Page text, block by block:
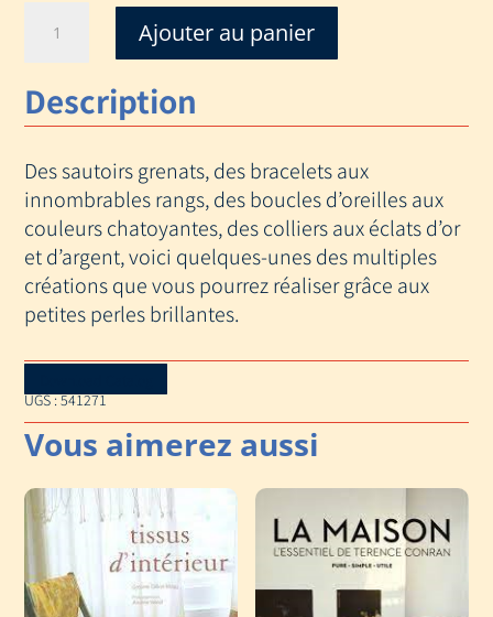
BIJOUX
EN
PERLES
Ajouter au panier
Description
Des sautoirs grenats, des bracelets aux
innombrables rangs, des boucles d’oreilles aux
couleurs chatoyantes, des colliers aux éclats d’or
et d’argent, voici quelques-unes des multiples
créations que vous pourrez réaliser grâce aux
petites perles brillantes.
UGS :541271